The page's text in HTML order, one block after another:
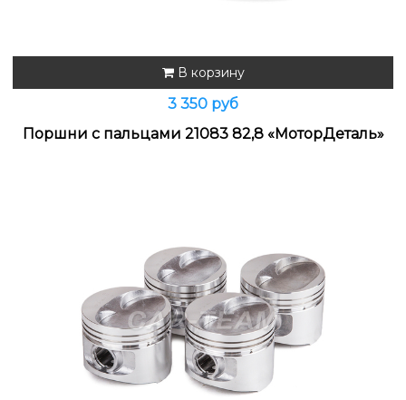
В корзину
3 350 руб
Поршни с пальцами 21083 82,8 «МоторДеталь»